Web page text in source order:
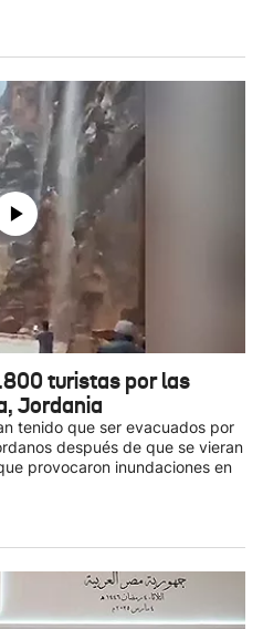
turistas por las
Jordania
tenido que ser evacuados por
después de que se vieran
provocaron inundaciones en